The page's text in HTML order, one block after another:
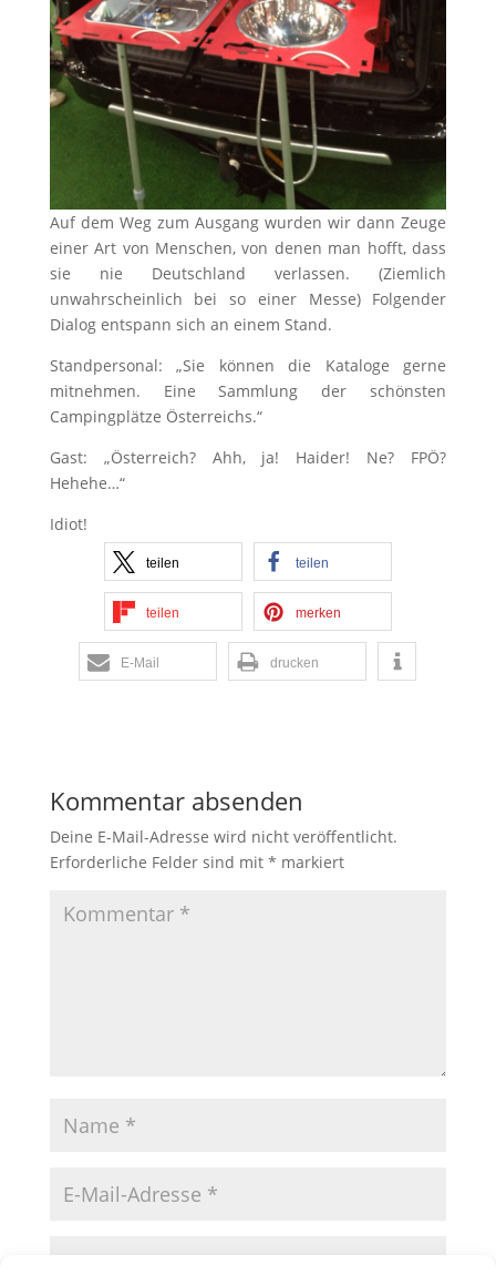
Auf dem Weg zum Ausgang wurden wir dann Zeuge
einer Art von Menschen, von denen man hofft, dass
sie nie Deutschland verlassen. (Ziemlich
unwahrscheinlich bei so einer Messe) Folgender
Dialog entspann sich an einem Stand.
Standpersonal: „Sie können die Kataloge gerne
mitnehmen. Eine Sammlung der schönsten
Campingplätze Österreichs.“
Gast: „Österreich? Ahh, ja! Haider! Ne? FPÖ?
Hehehe…“
Idiot!
teilen teilen
teilen merken
E-Mail drucken
Kommentar absenden
Deine E-Mail-Adresse wird nicht veröffentlicht.
Erforderliche Felder sind mit * markiert